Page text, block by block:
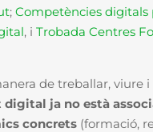
; Competències digitals
, i Trobada Centres
de treballar, viure i
ja no està
concrets (formació,